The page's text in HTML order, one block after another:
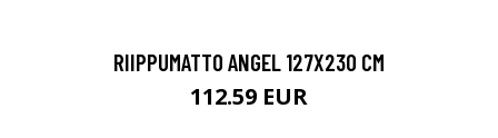
RIIPPUMATTO ANGEL 127X230 CM
112.59 EUR